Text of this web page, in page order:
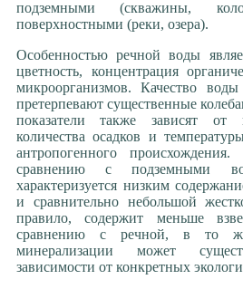
Откуда берется вода
Что считать полезной
Железная вода из
Гидрогеология
Подземные воды МО
Оценка экологического
Питьевая вода - ПДК
Показатели качества воды
УФ обеззараживание
*** Благоустройство
Доступные радости
Фонтаны, водопады и
Тепловые насосы
Отопление и ГВС
подземными (скважины,
поверхностными (реки, озера).
Особенностью речной воды
цветность, концентрация
микроорганизмов. Качество
претерпевают существенные
показатели также зависят
количества осадков и
антропогенного
сравнению с подземными
характеризуется низким
и сравнительно небольшой
правило, содержит меньше
сравнению с речной, в то
минерализации может
зависимости от конкретных